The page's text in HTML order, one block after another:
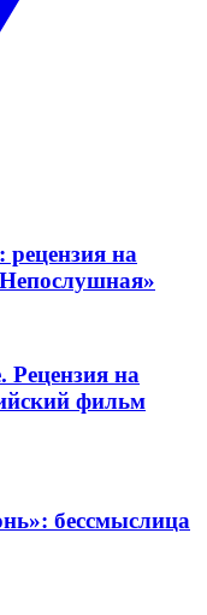
рецензия на
Рецензия на
фильм
бессмыслица